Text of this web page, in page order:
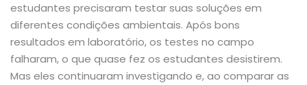
estudantes precisaram testar suas soluções em
diferentes condições ambientais. Após bons
resultados em laboratório, os testes no campo
falharam, o que quase fez os estudantes desistirem.
Mas eles continuaram investigando e, ao comparar as